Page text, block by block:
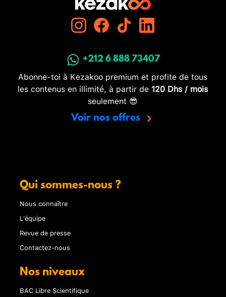
+212 6 888 73407
Abonne-toi à Kezakoo premium et profite de tous
les contenus en illimité, à partir de 120 Dhs / mois
seulement 😎
Voir nos offres
Qui sommes-nous ?
Nous connaître
L'équipe
Revue de presse
Contactez-nous
Nos niveaux
BAC Libre Scientifique